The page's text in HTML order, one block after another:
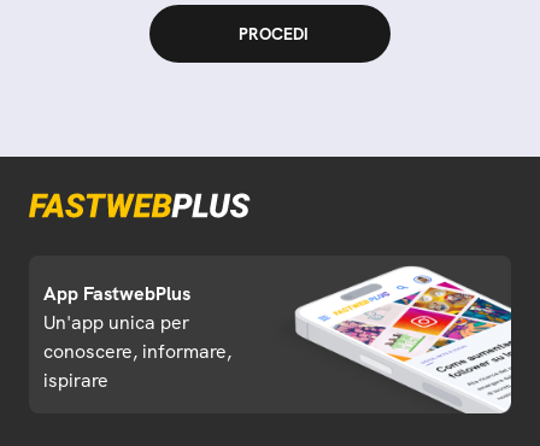
App FastwebPlus
Un'app unica per
conoscere, informare,
ispirare